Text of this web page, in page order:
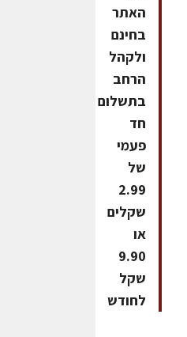
האתר
בחינם
ולקהל
הרחב
בתשלום
חד
פעמי
של
2.99
שקלים
או
9.90
שקל
לחודש